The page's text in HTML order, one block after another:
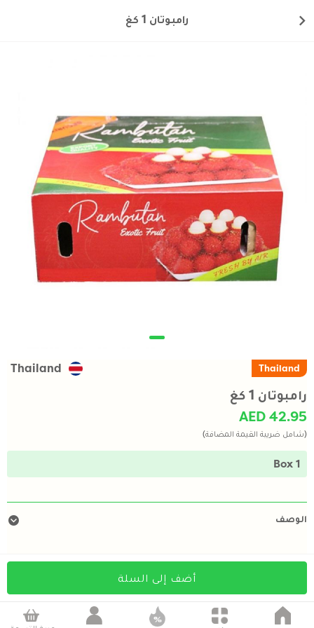
رامبوتان 1 كغ
Thailand
Thailand
رامبوتان 1 كغ
AED 42.95
(شامل ضريبة القيمة المضافة)
1 Box
الوصف
أضف إلى السلة